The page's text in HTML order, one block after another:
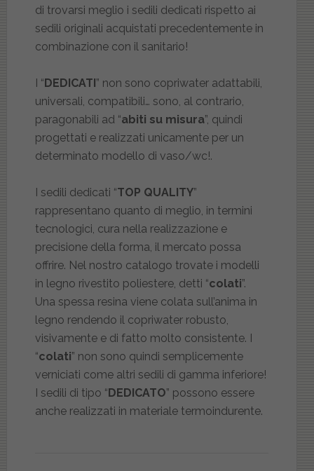
di trovarsi meglio i sedili dedicati rispetto ai
sedili originali acquistati precedentemente in
combinazione con il sanitario!
I “DEDICATI” non sono copriwater adattabili,
universali, compatibili… sono, al contrario,
paragonabili ad “abiti su misura”, quindi
progettati e realizzati unicamente per un
determinato modello di vaso/wc!.
I sedili dedicati “TOP QUALITY”
rappresentano quanto di meglio, in termini
tecnologici, cura nella realizzazione e
precisione della forma, il mercato possa
offrire. Nel nostro catalogo trovate i modelli
in legno rivestito poliestere, detti “colati”.
Una spessa resina viene colata sull’anima in
legno rendendo il copriwater robusto,
visivamente e di fatto molto consistente. I
“colati” non sono quindi semplicemente
verniciati come altri sedili di gamma inferiore!
I sedili di tipo “DEDICATO” possono essere
anche realizzati in materiale termoindurente.